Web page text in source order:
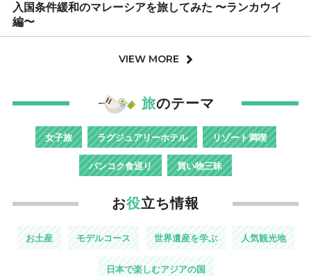
入国条件緩和のマレーシアを旅してみた 〜ランカウイ
編〜
VIEW MORE
旅のテーマ
女子旅 ラグジュアリーホテル リゾート満喫
バンコク食巡り 買い物三昧
お役立ち情報
お土産 モデルコース 世界遺産を学ぶ 人気観光地
日本で楽しむアジアの国